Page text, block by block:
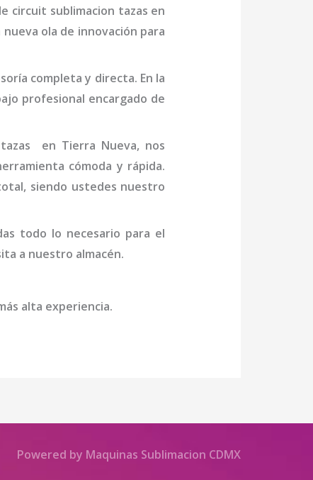
circuit sublimacion tazas en
ola de innovación para
completa y directa. En la
profesional encargado de
en Tierra Nueva, nos
cómoda y rápida.
siendo ustedes nuestro
todo lo necesario para el
a nuestro almacén.
alta experiencia.
Powered by Maquinas Sublimacion CDMX